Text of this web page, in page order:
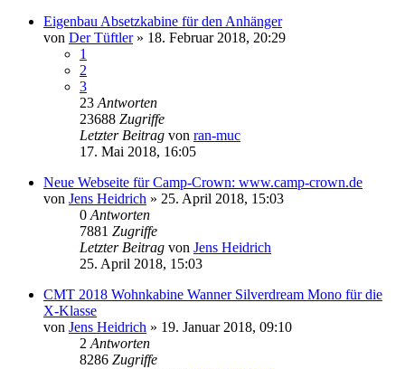
Eigenbau Absetzkabine für den Anhänger
von Der Tüftler» 18. Februar 2018, 20:29
1
2
3
23 Antworten
23688 Zugriffe
Letzter Beitrag von ran-muc
17. Mai 2018, 16:05
Neue Webseite für Camp-Crown: www.camp-crown.de
von Jens Heidrich » 25. April 2018, 15:03
0 Antworten
7881 Zugriffe
Letzter Beitrag von Jens Heidrich
25. April 2018, 15:03
CMT 2018 Wohnkabine Wanner Silverdream Mono für die
X-Klasse
von Jens Heidrich » 19. Januar 2018, 09:10
2 Antworten
8286 Zugriffe